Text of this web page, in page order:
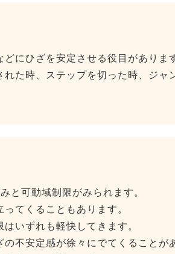
にひざを安定させる役目がありま
た時、ステップを切った時、ジ
と可動域制限がみられます。
てくることもあります。
いずれも軽快してきます。
不安定感が徐々にでてくることが